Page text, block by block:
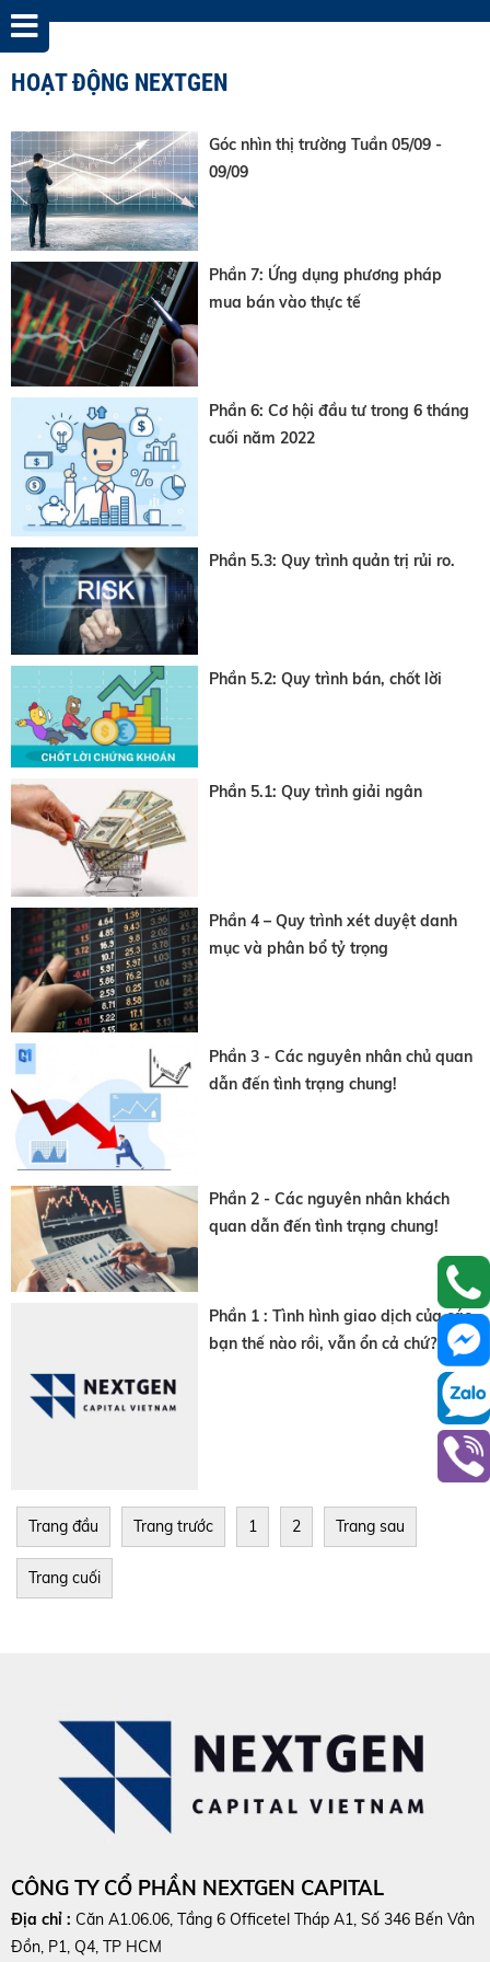
HOẠT ĐỘNG NEXTGEN
Góc nhìn thị trường Tuần 05/09 -
09/09
Phần 7: Ứng dụng phương pháp
mua bán vào thực tế
Phần 6: Cơ hội đầu tư trong 6 tháng
cuối năm 2022
Phần 5.3: Quy trình quản trị rủi ro.
Phần 5.2: Quy trình bán, chốt lời
Phần 5.1: Quy trình giải ngân
Phần 4 – Quy trình xét duyệt danh
mục và phân bổ tỷ trọng
Phần 3 - Các nguyên nhân chủ quan
dẫn đến tình trạng chung!
Phần 2 - Các nguyên nhân khách
quan dẫn đến tình trạng chung!
Phần 1 : Tình hình giao dịch của các
bạn thế nào rồi, vẫn ổn cả chứ?
Trang đầu Trang trước 1 2 Trang sau
Trang cuối
CÔNG TY CỔ PHẦN NEXTGEN CAPITAL
Địa chỉ : Căn A1.06.06, Tầng 6 Officetel Tháp A1, Số 346 Bến Vân
Đồn, P1, Q4, TP HCM